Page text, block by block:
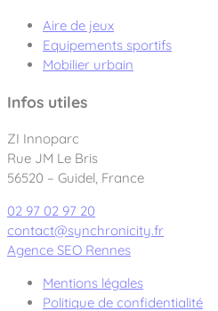
Aire de jeux
Equipements sportifs
Mobilier urbain
Infos utiles
ZI Innoparc
Rue JM Le Bris
56520 – Guidel, France
02 97 02 97 20
contact@synchronicity.fr
Agence SEO Rennes
Mentions légales
Politique de confidentialité